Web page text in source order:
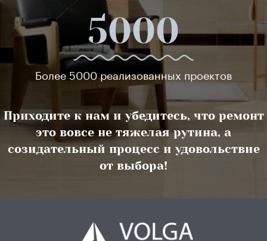
5000
Более 5000 реализованных проектов
Приходите к нам и убедитесь, что ремонт
это вовсе не тяжелая рутина, а
созидательный процесс и удовольствие
от выбора!